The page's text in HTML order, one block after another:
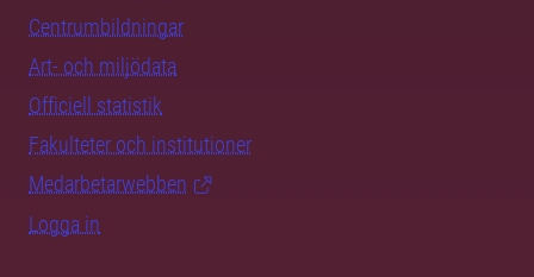
Centrumbildningar
Art- och miljödata
Officiell statistik
Fakulteter och institutioner
Medarbetarwebben
Logga in